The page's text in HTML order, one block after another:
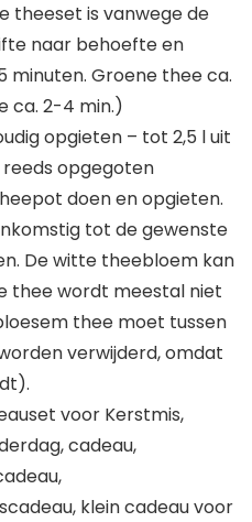
theeset is vanwege de
naar behoefte en
minuten. Groene thee ca.
ca. 2-4 min.)
opgieten – tot 2,5 l uit
opgegoten
doen en opgieten.
tot de gewenste
De witte theebloem kan
thee wordt meestal niet
thee moet tussen
verwijderd, omdat
voor Kerstmis,
cadeau,
klein cadeau voor